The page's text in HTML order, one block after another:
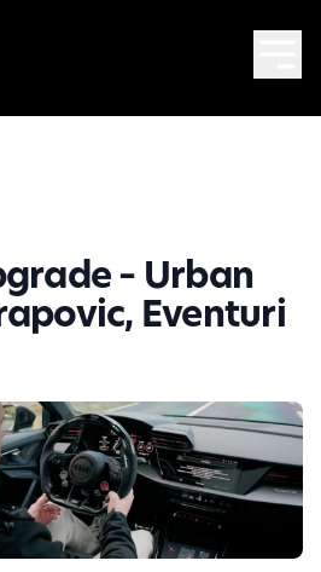
– Urban
Eventuri